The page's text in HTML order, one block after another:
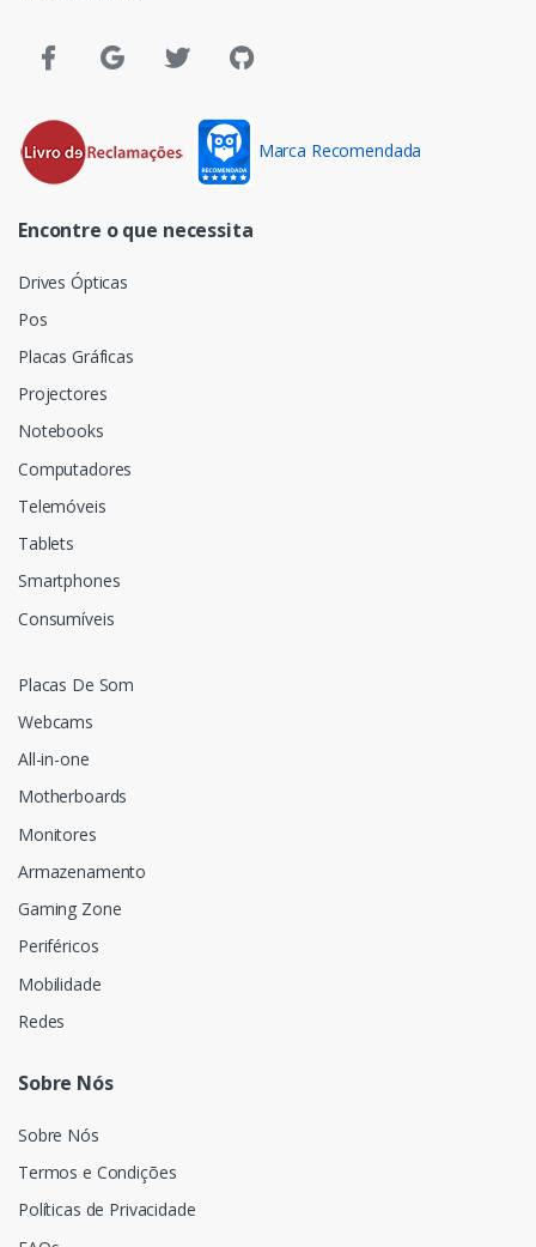
Marca Recomendada
Encontre o que necessita
Drives Ópticas
Pos
Placas Gráficas
Projectores
Notebooks
Computadores
Telemóveis
Tablets
Smartphones
Consumíveis
Placas De Som
Webcams
All-in-one
Motherboards
Monitores
Armazenamento
Gaming Zone
Periféricos
Mobilidade
Redes
Sobre Nós
Sobre Nós
Termos e Condições
Políticas de Privacidade